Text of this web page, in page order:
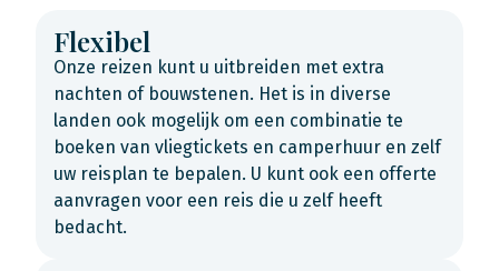
Flexibel
Onze reizen kunt u uitbreiden met extra
nachten of bouwstenen. Het is in diverse
landen ook mogelijk om een combinatie te
boeken van vliegtickets en camperhuur en zelf
uw reisplan te bepalen. U kunt ook een offerte
aanvragen voor een reis die u zelf heeft
bedacht.